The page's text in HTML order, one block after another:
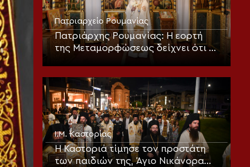
Πατριαρχείο Ρουμανίας
Πατριάρχης Ρουμανίας: Η εορτή
της Μεταμορφώσεως δείχνει ότι ο
άνθρωπος είναι φτιαγμένος για
Ι.Μ. Καστορίας
Η Καστοριά τίμησε τον προστάτη
των παιδιών της, Άγιο Νικάνορα